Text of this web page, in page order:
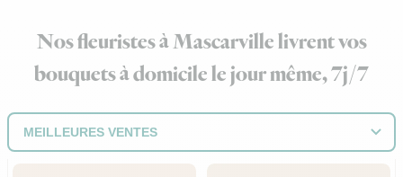
Nos fleuristes à Mascarville livrent vos
bouquets à domicile le jour même, 7j/7